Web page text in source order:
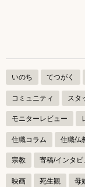
ナ
ビ
ゲ
ー
シ
ョ
ン
いのち てつがく
コミュニティ スタ
モニターレビュー
住職コラム 住職仏
宗教 寄稿/インタビ
映画 死生観 母